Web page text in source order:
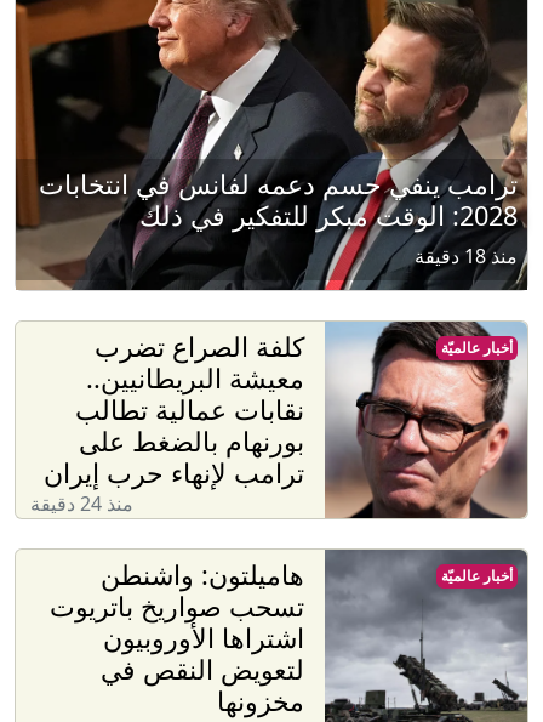
ترامب ينفي حسم دعمه لفانس في انتخابات
2028: الوقت مبكر للتفكير في ذلك
منذ 18 دقيقة
كلفة الصراع تضرب
معيشة البريطانيين..
نقابات عمالية تطالب
بورنهام بالضغط على
ترامب لإنهاء حرب إيران
منذ 24 دقيقة
أخبار عالميّة
هاميلتون: واشنطن
تسحب صواريخ باتريوت
اشتراها الأوروبيون
لتعويض النقص في
مخزونها
أخبار عالميّة